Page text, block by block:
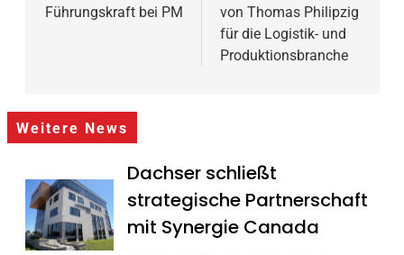
Führungskraft bei PM
von Thomas Philipzig
für die Logistik- und
Produktionsbranche
Weitere News
Dachser schließt
strategische Partnerschaft
mit Synergie Canada